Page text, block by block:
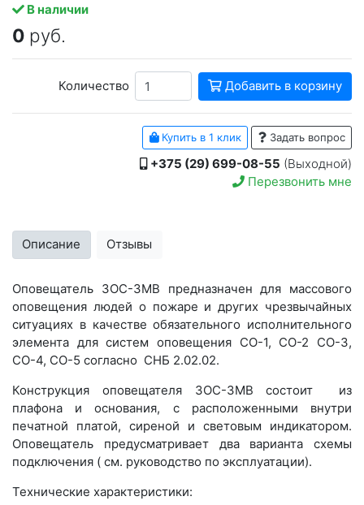
В наличии
0 руб.
Количество Добавить в корзину
Купить в 1 клик Задать вопрос
+375 (29) 699-08-55 (Выходной)
Перезвонить мне
Описание Отзывы
Оповещатель ЗОС-3МВ предназначен для массового
оповещения людей о пожаре и других чрезвычайных
ситуациях в качестве обязательного исполнительного
элемента для систем оповещения СО-1, СО-2 СО-3,
СО-4, СО-5 согласно СНБ 2.02.02.
Конструкция оповещателя ЗОС-3МВ состоит из
плафона и основания, с расположенными внутри
печатной платой, сиреной и световым индикатором.
Оповещатель предусматривает два варианта схемы
подключения ( см. руководство по эксплуатации).
Технические характеристики: